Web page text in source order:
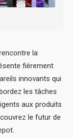
la
fièrement
innovants qui
les tâches
aux produits
le futur de